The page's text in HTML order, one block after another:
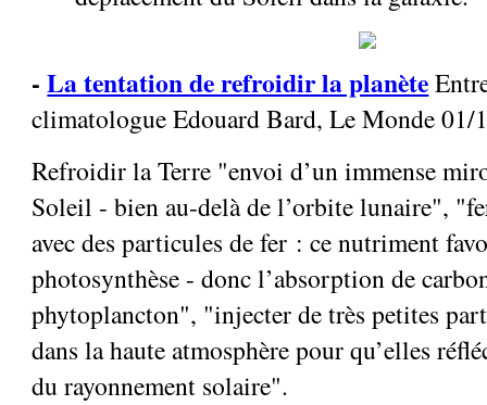
-La tentation de refroidir la planète
climatologue Edouard Bard, Le Monde 01/
Refroidir la Terre "envoi d’un immense
Soleil - bien au-delà de l’orbite lunaire",
avec des particules de fer : ce nutriment
photosynthèse - donc l’absorption de
phytoplancton", "injecter de très petites
dans la haute atmosphère pour qu’elles
du rayonnement solaire".